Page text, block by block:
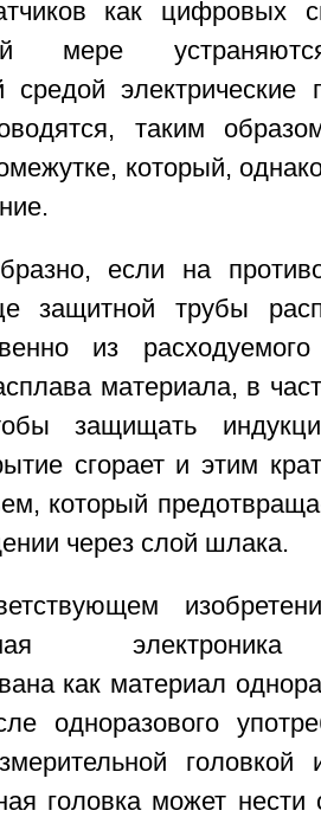
как цифровых
мере
средой электрические
таким
который,
если на
защитной трубы
из
материала, в
защищать
сгорает и этим
который
через слой шлака.
как материал
одноразового
головкой
головка может